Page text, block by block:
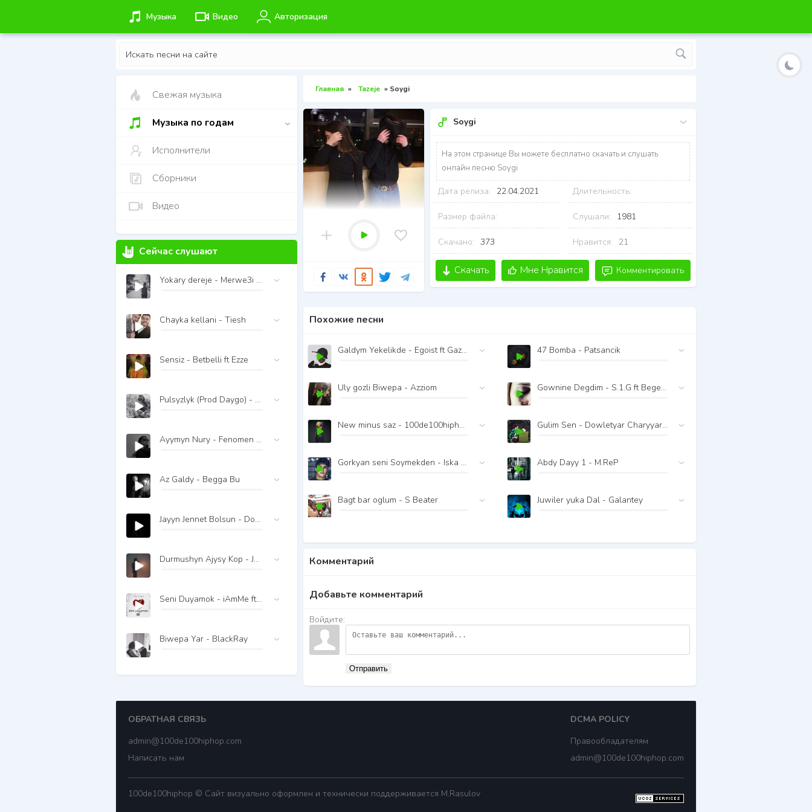
Музыка Видео Авторизация
Главная » Tazeje » Soygi
Soygi
На этом странице Вы можете бесплатно скачать и слушать
онлайн песню Soygi
Дата релиза: 22.04.2021 Длительность:
Размер файла: Слушали: 1981
Скачано: 373 Нравится: 21
Скачать Мне Нравится Комментировать
Похожие песни
Galdym Yekelikde - Egoist ft Gazak Romantica 47 Bomba - Patsancik
Uly gozli Biwepa - Azziom Gownine Degdim - S.1.G ft Begench Ummadow ft SiGGa
New minus saz - 100de100hiphop Gulim Sen - Dowletyar Charyyarow ft Rappro
Gorkyan seni Soymekden - Iska Younger Abdy Dayy 1 - M.ReP
Bagt bar oglum - S Beater Juwiler yuka Dal - Galantey
Комментарий
Добавьте комментарий
Войдите:
Отправить
Свежая музыка
Музыка по годам
Исполнители
Сборники
Видео
Сейчас слушают
Yokary dereje - Merwe3i ft Hotjet
Chayka kellani - Tiesh
Sensiz - Betbelli ft Ezze
Pulsyzlyk (Prod Daygo) - Amash
Ayymyn Nury - Fenomen ft Sh Productions
Az Galdy - Begga Bu
Jayyn Jennet Bolsun - DoEsH ft Gadam
Durmushyn Ajysy Kop - Jhomart
Seni Duyamok - iAmMe ft GyLych
Biwepa Yar - BlackRay
ОБРАТНАЯ СВЯЗЬ
admin@100de100hiphop.com
Написать нам
DCMA POLICY
Правообладателям
admin@100de100hiphop.com
100de100hiphop © Сайт визуально оформлен и технически поддерживается M.Rasulov